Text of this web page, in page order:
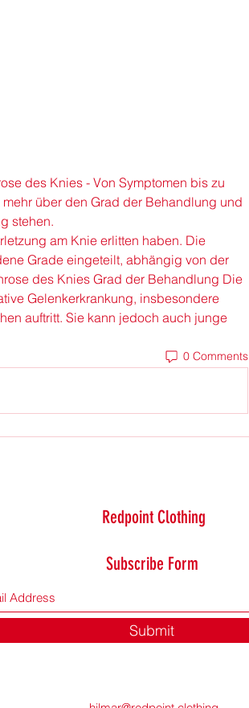
des Knies - Von Symptomen bis zu
über den Grad der Behandlung und
stehen.
Grade eingeteilt, abhängig von der
des Knies Grad der Behandlung Die
Gelenkerkrankung, insbesondere
auftritt. Sie kann jedoch auch junge
0 Comments
Redpoint Clothing
Subscribe Form
Submit